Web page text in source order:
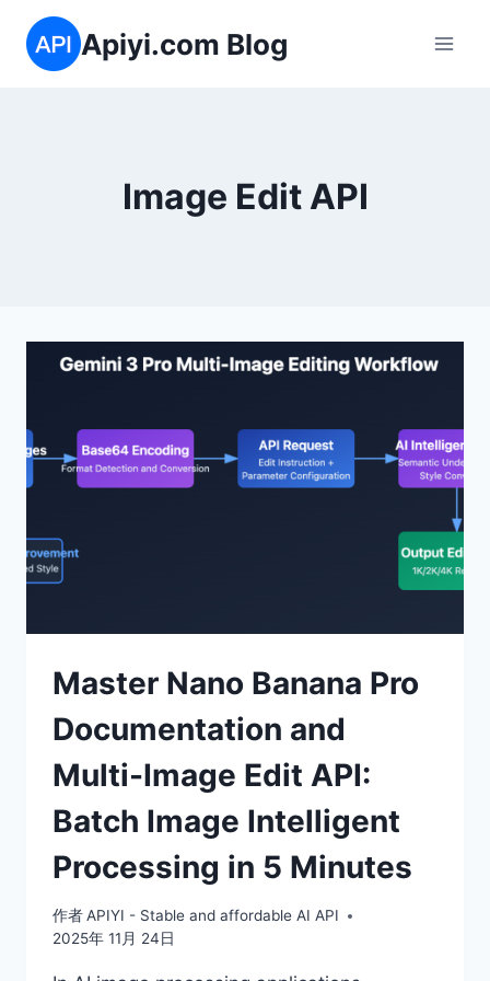
Apiyi.com Blog
Image Edit API
Master Nano Banana Pro
Documentation and
Multi-Image Edit API:
Batch Image Intelligent
Processing in 5 Minutes
作者APIYI - Stable and affordable AI API
2025年 11月 24日